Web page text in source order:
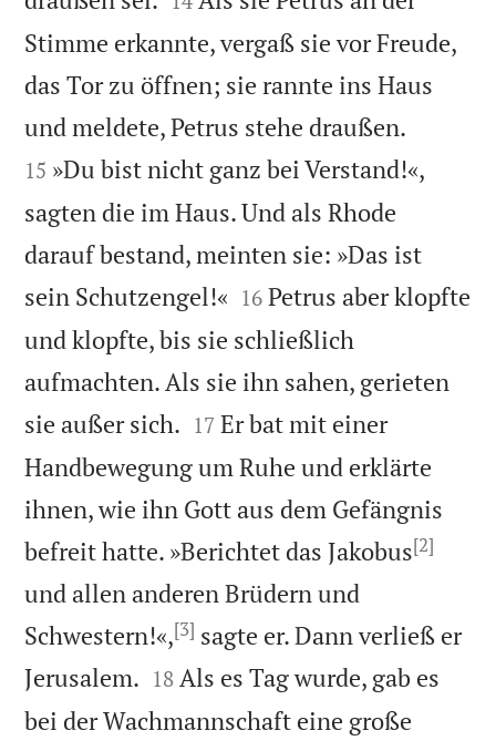
Stimme erkannte, vergaß sie vor Freude,
das Tor zu öffnen; sie rannte ins Haus
und meldete, Petrus stehe draußen.
15 »Du bist nicht ganz bei Verstand!«,
sagten die im Haus. Und als Rhode
darauf bestand, meinten sie: »Das ist
sein Schutzengel!« 

16 Petrus aber klopfte
und klopfte, bis sie schließlich
aufmachten. Als sie ihn sahen, gerieten
sie außer sich. 

17 Er bat mit einer
Handbewegung um Ruhe und erklärte
ihnen, wie ihn Gott aus dem Gefängnis
befreit hatte. »Berichtet das Jakobus[2]
und allen anderen Brüdern und
Schwestern!«,[3] sagte er. Dann verließ er
Jerusalem. 

18 Als es Tag wurde, gab es
bei der Wachmannschaft eine große